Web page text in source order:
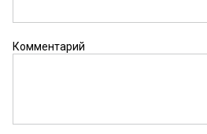
Комментарий